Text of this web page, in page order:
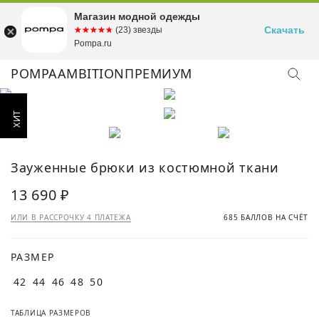
POMPAAMBITIONПРЕМИУМ
КУПИТЬ ОБРАЗ
Зауженные брюки из костюмной ткани
13 690 ₽
ИЛИ В РАССРОЧКУ 4 ПЛАТЕЖА 685 БАЛЛОВ НА СЧЁТ
РАЗМЕР
42 44 46 48 50
ТАБЛИЦА РАЗМЕРОВ
Магазин модной одежды
☆☆☆☆☆
★★★★★ (23) звезды
Pompa.ru
Скачать